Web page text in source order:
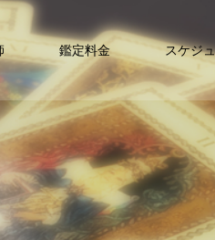
鑑定料金 スケジ